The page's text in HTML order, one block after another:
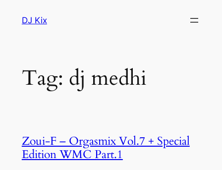
DJ Kix
Tag: dj medhi
Zoui-F – Orgasmix Vol.7 + Special
Edition WMC Part.1